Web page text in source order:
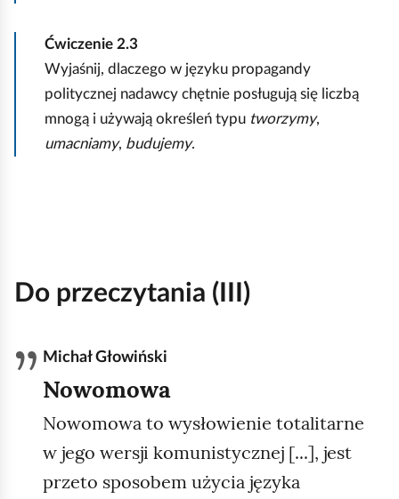
Ćwiczenie 2.3
Wyjaśnij, dlaczego w języku propagandy
politycznej nadawcy chętnie posługują się liczbą
mnogą i używają określeń typu tworzymy,
umacniamy, budujemy.
Do przeczytania (III)
Michał Głowiński
Nowomowa
Nowomowa to wysłowienie totalitarne
w jego wersji komunistycznej [...], jest
przeto sposobem użycia języka